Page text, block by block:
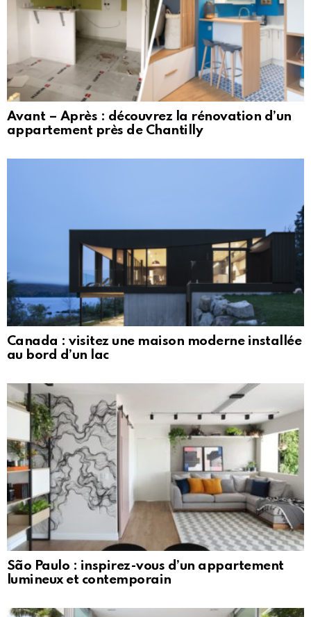
Avant – Après : découvrez la rénovation d’un
appartement près de Chantilly
Canada : visitez une maison moderne installée
au bord d’un lac
São Paulo : inspirez-vous d’un appartement
lumineux et contemporain